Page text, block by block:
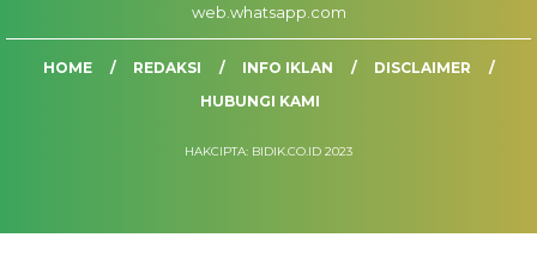
web.whatsapp.com
HOME REDAKSI INFO IKLAN
DISCLAIMER
HUBUNGI KAMI
HAKCIPTA: BIDIK.CO.ID 2023